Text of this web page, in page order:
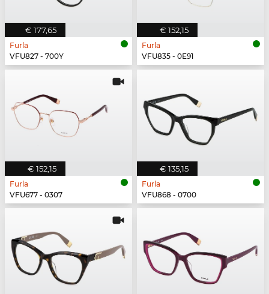
€ 177,65
Furla
VFU827 - 700Y
€ 152,15
Furla
VFU835 - 0E91
€ 152,15
Furla
VFU677 - 0307
€ 135,15
Furla
VFU868 - 0700